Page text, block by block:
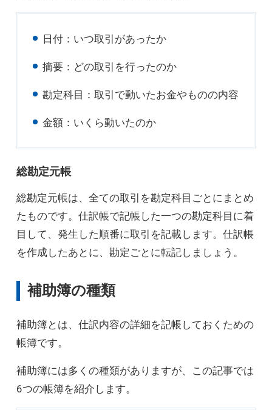
日付：いつ取引があったか
摘要：どの取引を行ったのか
勘定科目：取引で動いたお金やものの内容
金額：いくら動いたのか
総勘定元帳
総勘定元帳は、全ての取引を勘定科目ごとにまとめ
たものです。仕訳帳で記帳した一つの勘定科目に着
目して、発生した順番に取引を記載します。仕訳帳
を作成したあとに、勘定ごとに転記しましょう。
補助簿の種類
補助簿とは、仕訳内容の詳細を記帳しておくための
帳簿です。
補助簿には多くの種類がありますが、この記事では
6つの帳簿を紹介します。